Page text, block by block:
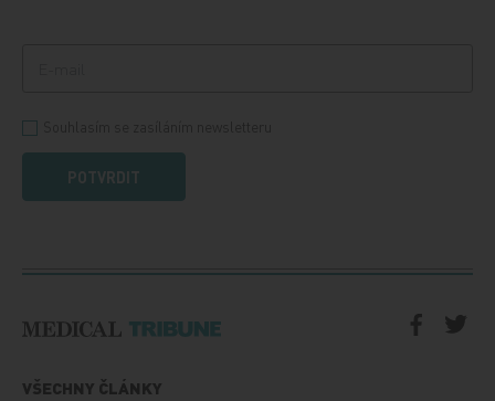
POTVRDIT
VŠECHNY ČLÁNKY